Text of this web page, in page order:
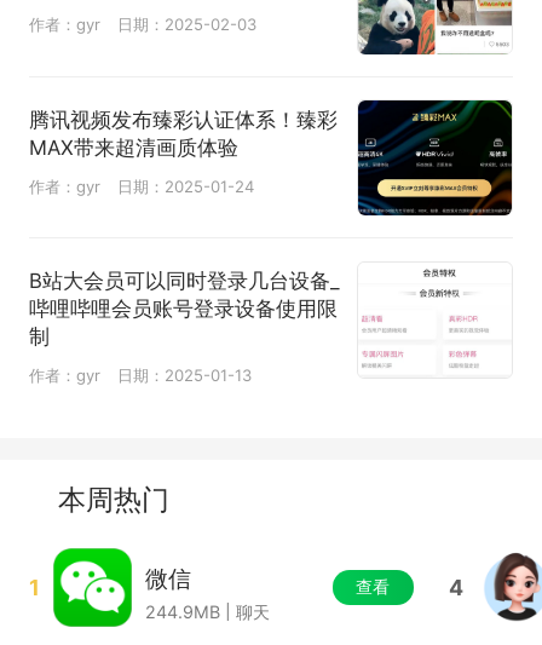
作者：gyr 日期：2025-02-03
腾讯视频发布臻彩认证体系！臻彩
MAX带来超清画质体验
作者：gyr 日期：2025-01-24
B站大会员可以同时登录几台设备_
哔哩哔哩会员账号登录设备使用限
制
作者：gyr 日期：2025-01-13
本周热门
1 微信
244.9MB | 聊天
查看 4